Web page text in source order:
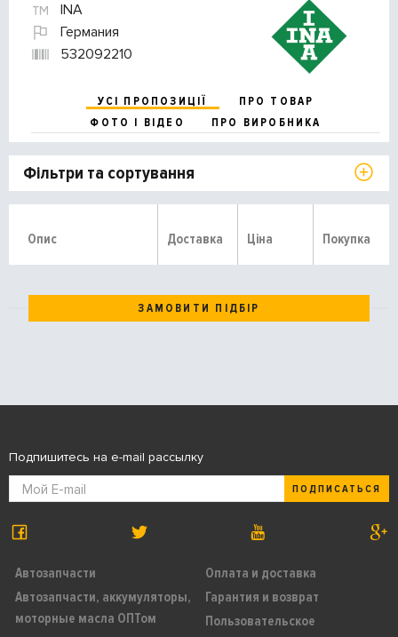
INA
Германия
532092210
УСІ ПРОПОЗИЦІЇ
ПРО ТОВАР
ФОТО І ВІДЕО
ПРО ВИРОБНИКА
Фільтри та сортування
Опис Доставка Ціна Покупка
ЗАМОВИТИ ПІДБІР
Автозапчасти
Автозапчасти, аккумуляторы,
моторные масла ОПТом
Оплата и доставка
Гарантия и возврат
Пользовательское
Подпишитесь на e-mail рассылку
ПОДПИСАТЬСЯ